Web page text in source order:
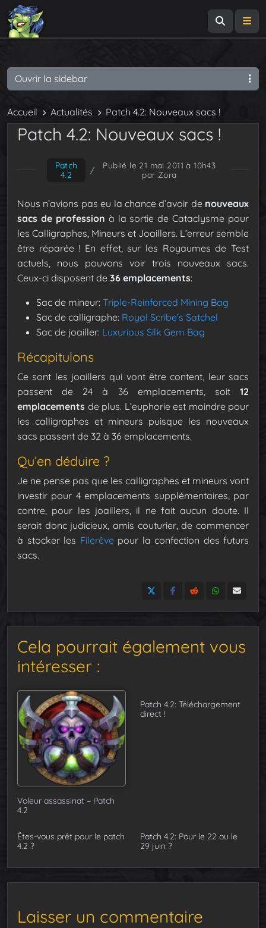
Accueil Actualités Patch 4.2: Nouveaux sacs !
Patch 4.2: Nouveaux sacs !
Patch
4.2
/
Publié le 21 mai 2011 à 10h43
par Zora
Nous n’avions pas eu la chance d’avoir de nouveaux
sacs de profession à la sortie de Cataclysme pour
les Calligraphes, Mineurs et Joaillers. L’erreur semble
être réparée ! En effet, sur les Royaumes de Test
actuels, nous pouvons voir trois nouveaux sacs.
Ceux-ci disposent de 36 emplacements:
Sac de mineur: Triple-Reinforced Mining Bag
Sac de calligraphe: Royal Scribe’s Satchel
Sac de joailler: Luxurious Silk Gem Bag
Récapitulons
Ce sont les joaillers qui vont être content, leur sacs
passent de 24 à 36 emplacements, soit 12
emplacements de plus. L’euphorie est moindre pour
les calligraphes et mineurs puisque les nouveaux
sacs passent de 32 à 36 emplacements.
Qu’en déduire ?
Je ne pense pas que les calligraphes et mineurs vont
investir pour 4 emplacements supplémentaires, par
contre, pour les joaillers, il ne fait aucun doute. Il
serait donc judicieux, amis couturier, de commencer
à stocker les Filerêvepour la confection des futurs
sacs.
Cela pourrait également vous
intéresser :
Voleur assassinat – Patch
4.2
Patch 4.2: Téléchargement
direct !
Êtes-vous prêt pour le patch
4.2 ?
Patch 4.2: Pour le 22 ou le
29 juin ?
Laisser un commentaire
Ouvrir la sidebar